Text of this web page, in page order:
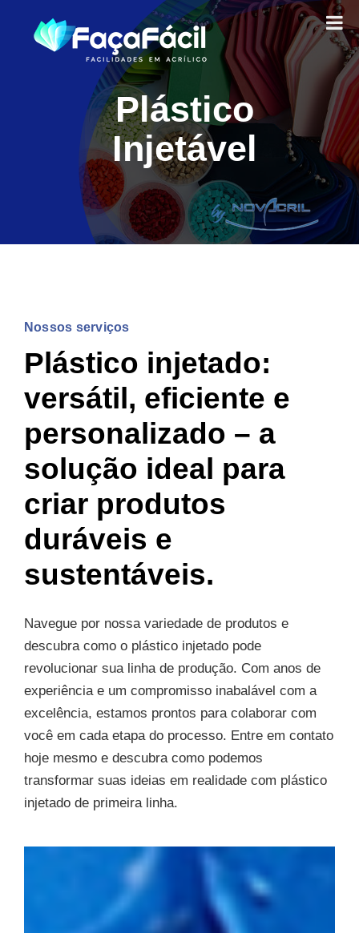
Plástico
Injetável
Nossos serviços
Plástico injetado:
versátil, eficiente e
personalizado – a
solução ideal para
criar produtos
duráveis e
sustentáveis.
Navegue por nossa variedade de produtos e
descubra como o plástico injetado pode
revolucionar sua linha de produção. Com anos de
experiência e um compromisso inabalável com a
excelência, estamos prontos para colaborar com
você em cada etapa do processo. Entre em contato
hoje mesmo e descubra como podemos
transformar suas ideias em realidade com plástico
injetado de primeira linha.